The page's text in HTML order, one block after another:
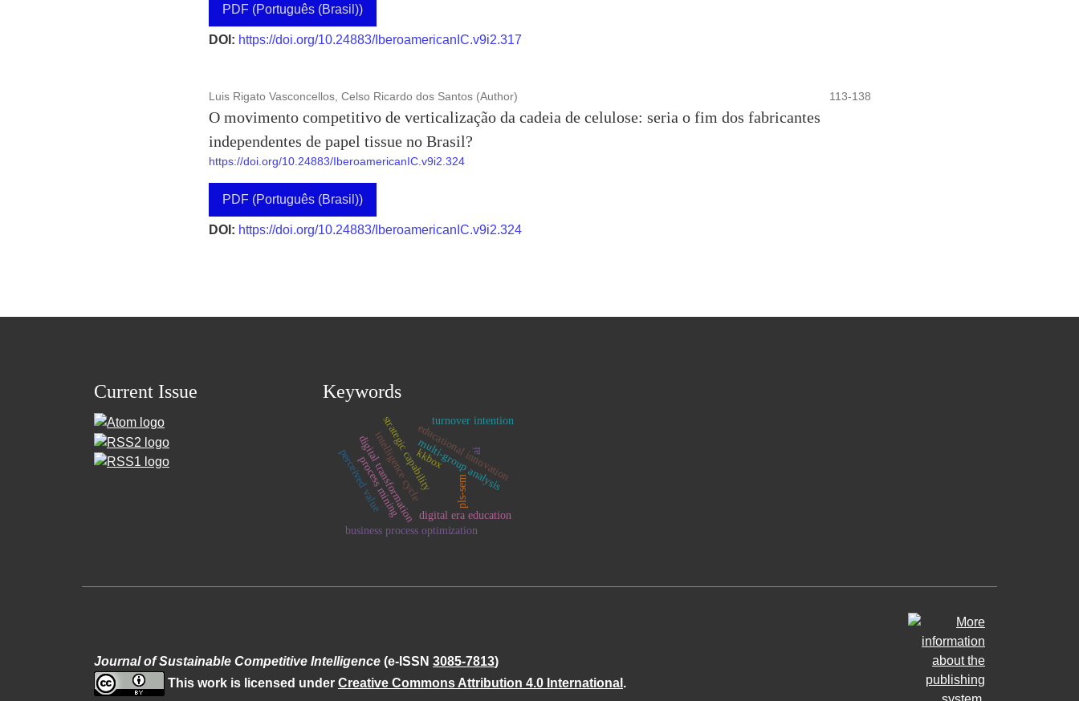
PDF (Português (Brasil))
DOI: https://doi.org/10.24883/IberoamericanIC.v9i2.317
Luis Rigato Vasconcellos, Celso Ricardo dos Santos (Author) 113-138
O movimento competitivo de verticalização da cadeia de celulose: seria o fim dos fabricantes
independentes de papel tissue no Brasil?
https://doi.org/10.24883/IberoamericanIC.v9i2.324
PDF (Português (Brasil))
DOI: https://doi.org/10.24883/IberoamericanIC.v9i2.324
Current Issue Keywords
digital transformation
business process optimization
pls-sem
multi-group analysis
process miningstrategic capabilityeducational innovation
digital era education
intelligence cycle
turnover intention
kkbox
perceived value ai
Journal of Sustainable Competitive Intelligence (e-ISSN 3085-7813)
This work is licensed under Creative Commons Attribution 4.0 International